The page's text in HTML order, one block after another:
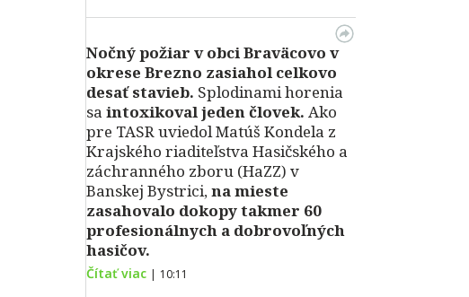
Nočný požiar v obci Braväcovo v
okrese Brezno zasiahol celkovo
desať stavieb. Splodinami horenia
sa intoxikoval jeden človek. Ako
pre TASR uviedol Matúš Kondela z
Krajského riaditeľstva Hasičského a
záchranného zboru (HaZZ) v
Banskej Bystrici,na mieste
zasahovalo dokopy takmer 60
profesionálnych a dobrovoľných
hasičov.
Čítať viac | 10:11